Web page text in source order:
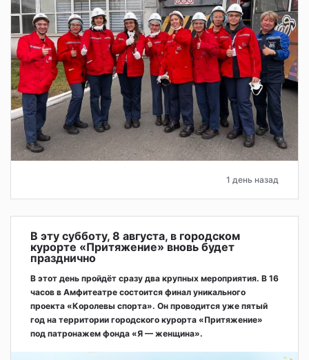
1 день назад
В эту субботу, 8 августа, в городском
курорте «Притяжение» вновь будет
празднично
В этот день пройдёт сразу два крупных мероприятия. В 16
часов в Амфитеатре состоится финал уникального
проекта «Королевы спорта». Он проводится уже пятый
год на территории городского курорта «Притяжение»
под патронажем фонда «Я — женщина».